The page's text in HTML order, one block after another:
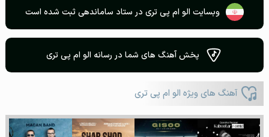
وبسایت الو ام پی تری در ستاد ساماندهی ثبت شده است
پخش آهنگ های شما در رسانه الو ام پی تری
آهنگ های ویژه الو ام پی تری